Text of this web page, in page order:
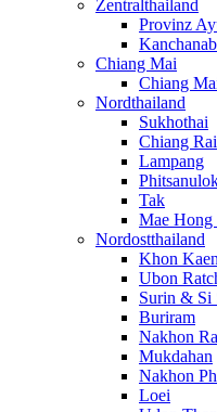
Zentralthailand
Provinz
Chiang Mai
Chiang
Nordthailand
Sukhothai
Chiang Rai
Lampang
Tak
Mae Hong
Nordostthailand
Khon Kaen
Ubon
Surin & Si
Buriram
Nakhon
Mukdahan
Nakhon
Loei